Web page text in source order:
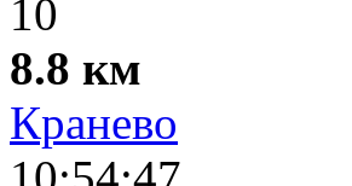
10
8.8 км
Кранево